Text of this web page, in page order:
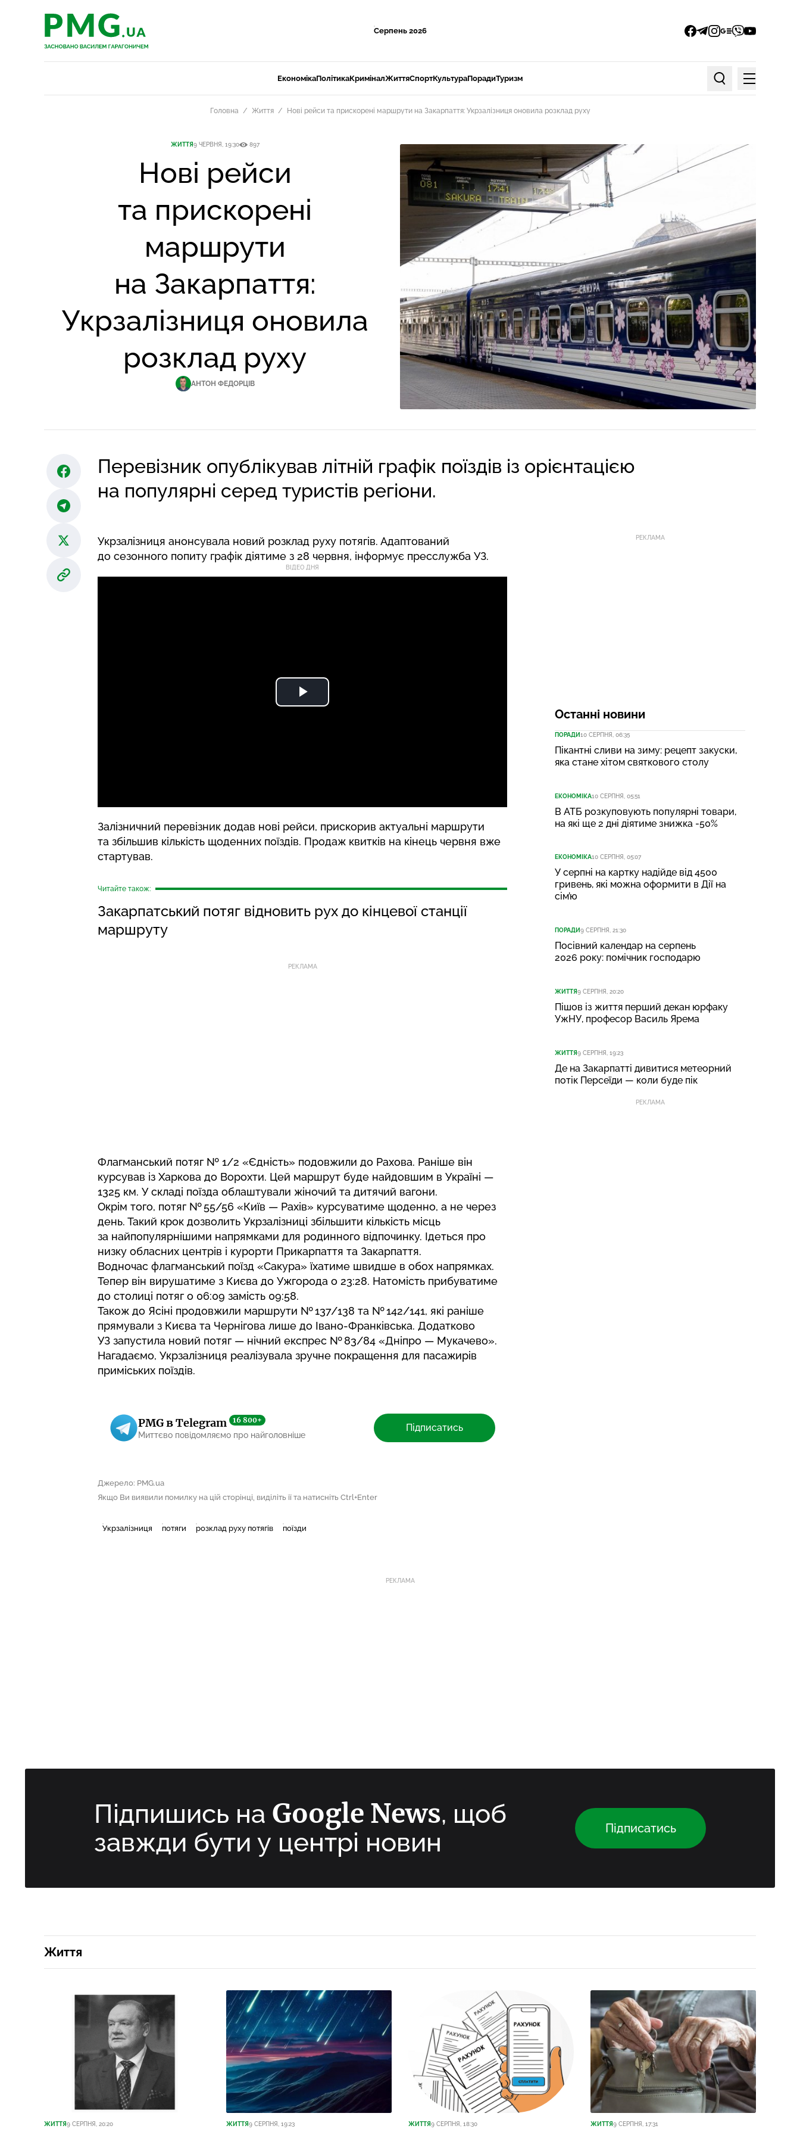
PMG.ua
Серпень 2026
facebook
telegram
instagram
google_news
viberyoutube
PMG.ua
ЕкономікаПолітикаКриміналЖиттяСпортКультураПорадиТуризм
Пошук по статтях
Меню
Головна Життя Нові рейси та прискорені маршрути на Закарпаття: Укрзалізниця оновила розклад руху
ЖИТТЯ9 ЧЕРВНЯ, 19:30 897
Нові рейси
та прискорені
маршрути
на Закарпаття:
Укрзалізниця оновила
розклад руху
АНТОН ФЕДОРЦІВ
Перевізник опублікував літній графік поїздів із орієнтацією
на популярні серед туристів регіони.
Укрзалізниця анонсувала новий розклад руху потягів. Адаптований
до сезонного попиту графік діятиме з 28 червня, інформує пресслужба УЗ.
ВІДЕО ДНЯ
Залізничний перевізник додав нові рейси, прискорив актуальні маршрути
та збільшив кількість щоденних поїздів. Продаж квитків на кінець червня вже
стартував.
Читайте також:
Закарпатський потяг відновить рух до кінцевої станції
маршруту
РЕКЛАМА
Флагманський потяг № 1/2 «Єдність» подовжили до Рахова. Раніше він
курсував із Харкова до Ворохти. Цей маршрут буде найдовшим в Україні —
1325 км. У складі поїзда облаштували жіночий та дитячий вагони.
Окрім того, потяг № 55/56 «Київ — Рахів» курсуватиме щоденно, а не через
день. Такий крок дозволить Укрзалізниці збільшити кількість місць
за найпопулярнішими напрямками для родинного відпочинку. Ідеться про
низку обласних центрів і курорти Прикарпаття та Закарпаття.
Водночас флагманський поїзд «Сакура» їхатиме швидше в обох напрямках.
Тепер він вирушатиме з Києва до Ужгорода о 23:28. Натомість прибуватиме
до столиці потяг о 06:09 замість 09:58.
Також до Ясіні продовжили маршрути № 137/138 та № 142/141, які раніше
прямували з Києва та Чернігова лише до Івано-Франківська. Додатково
УЗ запустила новий потяг — нічний експрес № 83/84 «Дніпро — Мукачево».
Нагадаємо, Укрзалізниця реалізувала зручне покращення для пасажирів
приміських поїздів.
PMG в Telegram 16 800+
Миттєво повідомляємо про найголовніше
Підписатись
Джерело: PMG.ua
Якщо Ви виявили помилку на цій сторінці, виділіть її та натисніть Ctrl+Enter
Укрзалізниця потяги розклад руху потягів поїзди
РЕКЛАМА
Останні новини
ПОРАДИ10 СЕРПНЯ, 06:35
Пікантні сливи на зиму: рецепт закуски,
яка стане хітом святкового столу
ЕКОНОМІКА10 СЕРПНЯ, 05:51
В АТБ розкуповують популярні товари,
на які ще 2 дні діятиме знижка -50%
ЕКОНОМІКА10 СЕРПНЯ, 05:07
У серпні на картку надійде від 4500
гривень, які можна оформити в Дії на
сім’ю
ПОРАДИ9 СЕРПНЯ, 21:30
Посівний календар на серпень
2026 року: помічник господарю
ЖИТТЯ9 СЕРПНЯ, 20:20
Пішов із життя перший декан юрфаку
УжНУ, професор Василь Ярема
ЖИТТЯ9 СЕРПНЯ, 19:23
Де на Закарпатті дивитися метеорний
потік Персеїди — коли буде пік
РЕКЛАМА
РЕКЛАМА
Підпишись на Google News, щоб
завжди бути у центрі новин
Підписатись
Життя
ЖИТТЯ9 СЕРПНЯ, 20:20 ЖИТТЯ9 СЕРПНЯ, 19:23 ЖИТТЯ9 СЕРПНЯ, 18:30 ЖИТТЯ9 СЕРПНЯ, 17:31